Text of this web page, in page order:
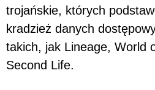
trojańskie, których
kradzież danych
takich, jak Lineage, World
Second Life.